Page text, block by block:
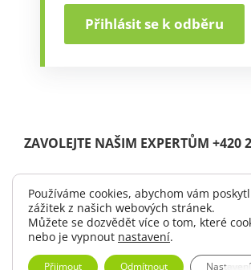
Přihlásit se k odběru
ZAVOLEJTE NAŠIM EXPERTŮM +420
© Copyright 2004 -2026 | Solutia s.r.o.| All
|Logo ke stažení
Používáme cookies, abychom vám
zážitek z našich webových stránek.
Můžete se dozvědět více o tom, které
nebo je vypnout nastavení.
Přijmout Odmítnout Nastavení